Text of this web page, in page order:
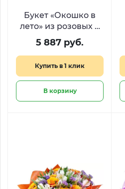
Букет «Окошко в
лето» из розовых и
сиреневых кустовых
хризантем
5 887 руб.
Купить в 1 клик
В корзину